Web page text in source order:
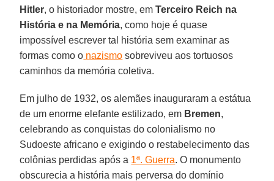
Hitler, o historiador mostre, emTerceiro Reich na
História e na Memória, como hoje é quase
impossível escrever tal história sem examinar as
formas como o nazismo sobreviveu aos tortuosos
caminhos da memória coletiva.
Em julho de 1932, os alemães inauguraram a estátua
de um enorme elefante estilizado, em Bremen,
celebrando as conquistas do colonialismo no
Sudoeste africano e exigindo o restabelecimento das
colônias perdidas após a 1ª. Guerra. O monumento
obscurecia a história mais perversa do domínio